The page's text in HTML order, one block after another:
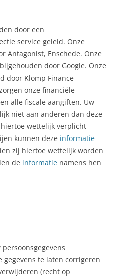
door een
service geleid. Onze
Antagonist, Enschede. Onze
door Google. Onze
door Klomp Finance
onze financiële
alle fiscale aangiften. Uw
niet aan anderen dan deze
wettelijk verplicht
kunnen deze informatie
zij hiertoe wettelijk worden
de informatie namens hen
gegevens te laten corrigeren
(recht op